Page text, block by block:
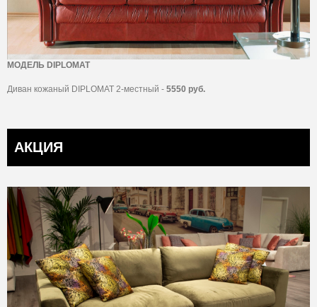
МОДЕЛЬ DIPLOMAT
Диван кожаный DIPLOMAT 2-местный - 5550 руб.
АКЦИЯ